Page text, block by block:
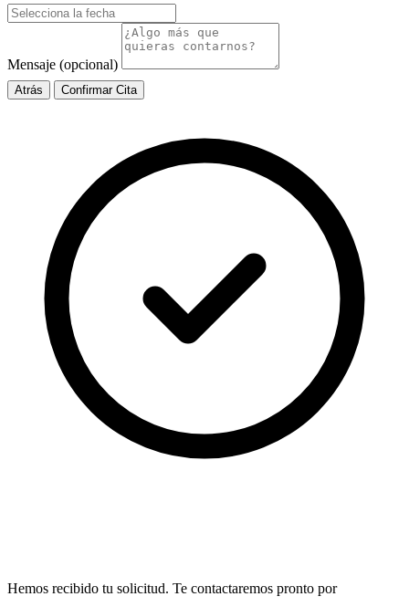
Mensaje (opcional)
Atrás Confirmar Cita
Hemos recibido tu solicitud. Te contactaremos pronto por